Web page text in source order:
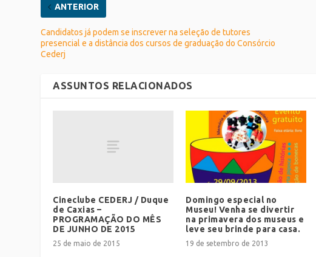
ANTERIOR
Candidatos já podem se inscrever na seleção de tutores
presencial e a distância dos cursos de graduação do Consórcio
Cederj
ASSUNTOS RELACIONADOS
Cineclube CEDERJ / Duque
de Caxias –
PROGRAMAÇÃO DO MÊS
DE JUNHO DE 2015
25 de maio de 2015
Domingo especial no
Museu! Venha se divertir
na primavera dos museus e
leve seu brinde para casa.
19 de setembro de 2013